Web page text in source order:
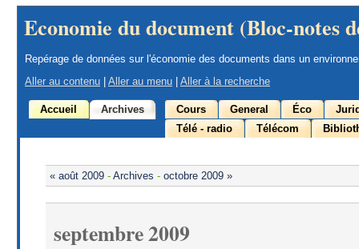
Economie du document (Bloc-notes
Repérage de données sur l'économie des documents dans un
Aller au contenu
Aller au menu Aller à la recherche
Accueil Archives Cours General Éco
Télé - radio
Télécom
« août 2009- Archives - octobre 2009 »
septembre 2009